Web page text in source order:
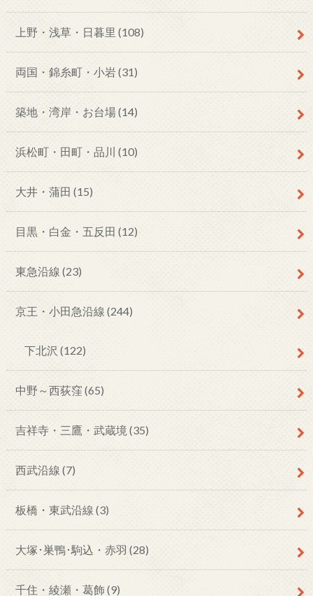
上野・浅草・日暮里 (108)
両国・錦糸町・小岩(31)
築地・湾岸・お台場(14)
浜松町・田町・品川 (10)
大井・蒲田 (15)
目黒・白金・五反田 (12)
東急沿線 (23)
京王・小田急沿線 (244)
下北沢 (122)
中野～西荻窪 (65)
吉祥寺・三鷹・武蔵境 (35)
西武沿線 (7)
板橋・東武沿線 (3)
大塚･巣鴨･駒込・赤羽 (28)
千住・綾瀬・葛飾(9)